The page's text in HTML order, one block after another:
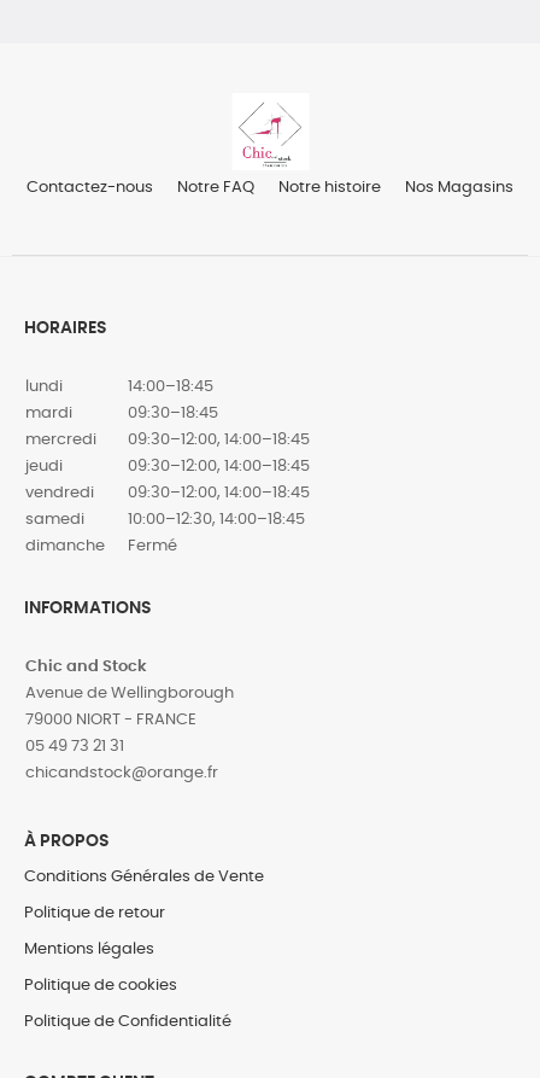
Contactez-nous Notre FAQ Notre histoire Nos Magasins
HORAIRES
lundi
14:00–18:45
mardi
09:30–18:45
mercredi
09:30–12:00, 14:00–18:45
jeudi
09:30–12:00, 14:00–18:45
vendredi
09:30–12:00, 14:00–18:45
samedi
10:00–12:30, 14:00–18:45
dimanche
Fermé
INFORMATIONS
Chic and Stock
Avenue de Wellingborough
79000 NIORT - FRANCE
05 49 73 21 31
‎chicandstock@orange.fr
À PROPOS
Conditions Générales de Vente
Politique de retour
Mentions légales
Politique de cookies
Politique de Confidentialité